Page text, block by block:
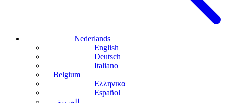
Nederlands
English
Deutsch
Italiano
Belgium
Ελληνικα
Español